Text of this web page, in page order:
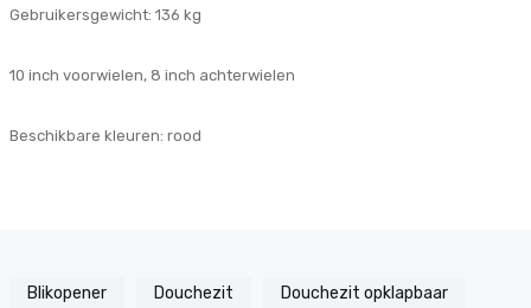
Gebruikersgewicht: 136 kg
10 inch voorwielen, 8 inch achterwielen
Beschikbare kleuren: rood
Blikopener Douchezit Douchezit opklapbaar